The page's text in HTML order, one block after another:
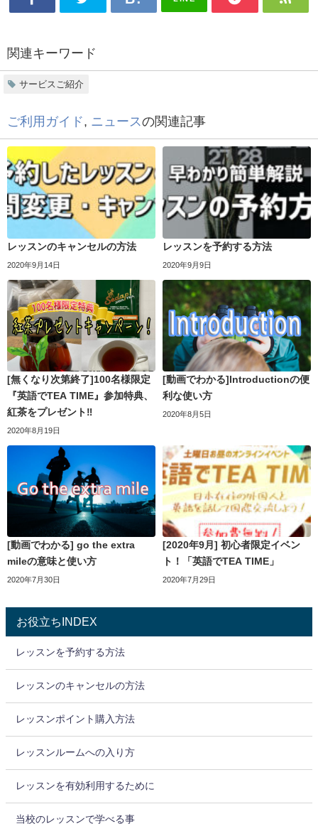
関連キーワード
サービスご紹介
ご利用ガイド, ニュースの関連記事
レッスンのキャンセルの方法
2020年9月14日
レッスンを予約する方法
2020年9月9日
[無くなり次第終了]100名様限定
『英語でTEA TIME』参加特典、
紅茶をプレゼント‼
2020年8月19日
[動画でわかる]Introductionの便
利な使い方
2020年8月5日
[動画でわかる] go the extra
mileの意味と使い方
2020年7月30日
[2020年9月] 初心者限定イベン
ト！「英語でTEA TIME」
2020年7月29日
お役立ちINDEX
レッスンを予約する方法
レッスンのキャンセルの方法
レッスンポイント購入方法
レッスンルームへの入り方
レッスンを有効利用するために
当校のレッスンで学べる事